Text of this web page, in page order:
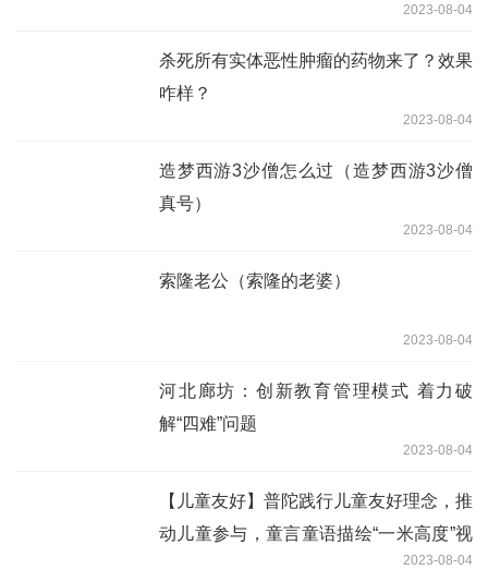
2023-08-04
杀死所有实体恶性肿瘤的药物来了？效果
咋样？
2023-08-04
造梦西游3沙僧怎么过（造梦西游3沙僧
真号）
2023-08-04
索隆老公（索隆的老婆）
2023-08-04
河北廊坊：创新教育管理模式 着力破
解“四难”问题
2023-08-04
【儿童友好】普陀践行儿童友好理念，推
动儿童参与，童言童语描绘“一米高度”视
2023-08-04